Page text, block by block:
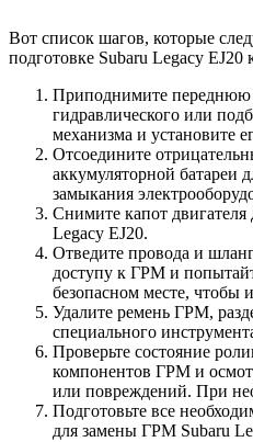
Вот список шагов, которые
подготовке Subaru Legacy
Приподнимите переднюю
гидравлического или
механизма и установите
Отсоедините
аккумуляторной батареи
замыкания
Снимите капот
Legacy EJ20.
Отведите провода и
доступу к ГРМ и
безопасном месте, чтобы
Удалите ремень ГРМ,
специального
Проверьте состояние
компонентов ГРМ и
или повреждений. При
Подготовьте все
для замены ГРМ Subaru